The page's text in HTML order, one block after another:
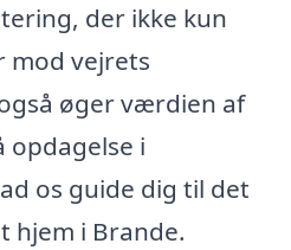
der ikke kun
mod vejrets
øger værdien af
opdagelse i
os guide dig til det
hjem i Brande.